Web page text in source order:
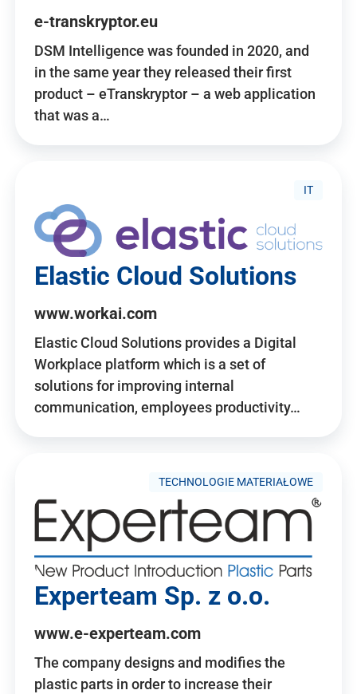
e-transkryptor.eu
DSM Intelligence was founded in 2020, and
in the same year they released their first
product – eTranskryptor – a web application
that was a…
IT
Elastic Cloud Solutions
www.workai.com
Elastic Cloud Solutions provides a Digital
Workplace platform which is a set of
solutions for improving internal
communication, employees productivity…
TECHNOLOGIE MATERIAŁOWE
Experteam Sp. z o.o.
www.e-experteam.com
The company designs and modifies the
plastic parts in order to increase their